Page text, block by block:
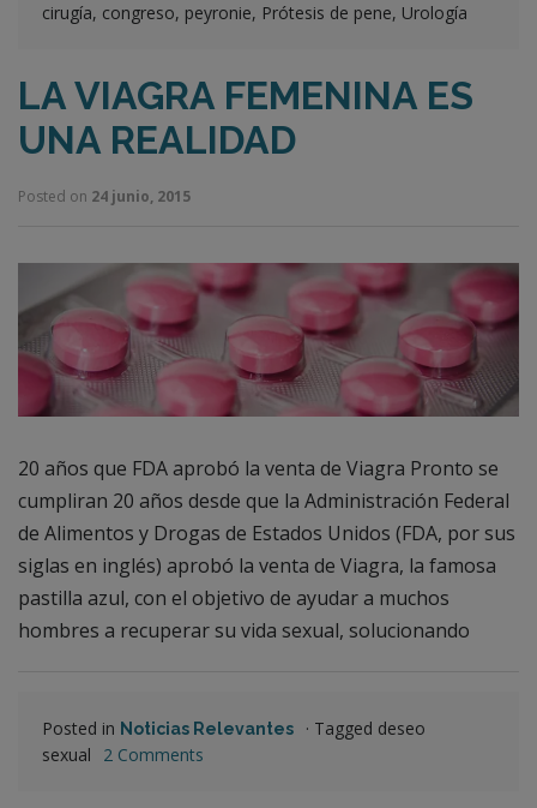
cirugía, congreso, peyronie, Prótesis de pene, Urología
LA VIAGRA FEMENINA ES
UNA REALIDAD
Posted on 24 junio, 2015
20 años que FDA aprobó la venta de Viagra Pronto se
cumpliran 20 años desde que la Administración Federal
de Alimentos y Drogas de Estados Unidos (FDA, por sus
siglas en inglés) aprobó la venta de Viagra, la famosa
pastilla azul, con el objetivo de ayudar a muchos
hombres a recuperar su vida sexual, solucionando
Posted in Noticias Relevantes · Tagged deseo
sexual
2 Comments